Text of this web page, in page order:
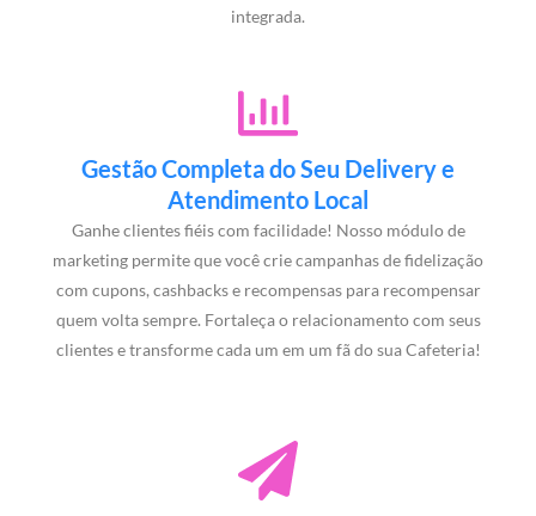
integrada.
Gestão Completa do Seu Delivery e
Atendimento Local
Ganhe clientes fiéis com facilidade! Nosso módulo de
marketing permite que você crie campanhas de fidelização
com cupons, cashbacks e recompensas para recompensar
quem volta sempre. Fortaleça o relacionamento com seus
clientes e transforme cada um em um fã do sua Cafeteria!